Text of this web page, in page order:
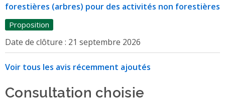
forestières (arbres) pour des activités non forestières
Proposition
Date de clôture : 21 septembre 2026
Voir tous les avis récemment ajoutés
Consultation choisie